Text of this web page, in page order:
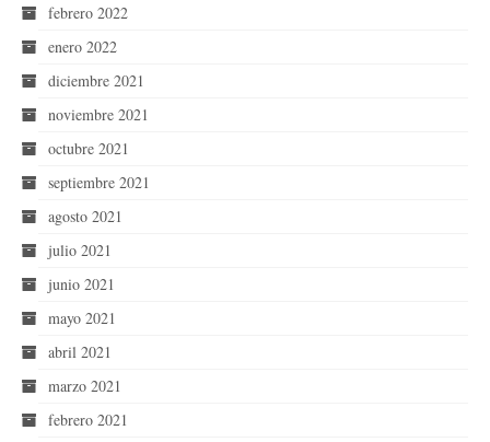
febrero 2022
enero 2022
diciembre 2021
noviembre 2021
octubre 2021
septiembre 2021
agosto 2021
julio 2021
junio 2021
mayo 2021
abril 2021
marzo 2021
febrero 2021